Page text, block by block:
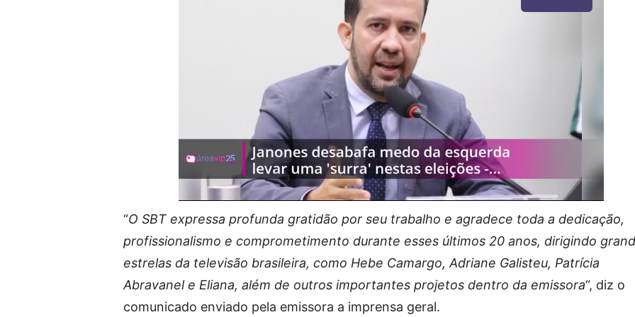
“O SBT expressa profunda gratidão por seu trabalho e agradece toda a dedicação,
profissionalismo e comprometimento durante esses últimos 20 anos, dirigindo
estrelas da televisão brasileira, como Hebe Camargo, Adriane Galisteu, Patrícia
Abravanel e Eliana, além de outros importantes projetos dentro da emissora“, diz o
comunicado enviado pela emissora a imprensa geral.